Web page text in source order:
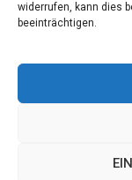
widerrufen, kann dies
beeinträchtigen.